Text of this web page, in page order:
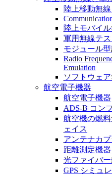
陸上移動無
陸上モバイ
軍用無線テス
モジュール
Radio
Emulation
ソフトウェ
航空電子機器
航空電子機器
ADS-B コン
航空機の燃
ェイス
アンテナカ
距離測定機器
光ファイバ
GPS シミュ